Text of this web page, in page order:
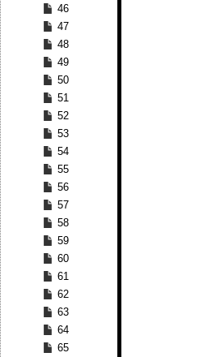
46
47
48
49
50
51
52
53
54
55
56
57
58
59
60
61
62
63
64
65